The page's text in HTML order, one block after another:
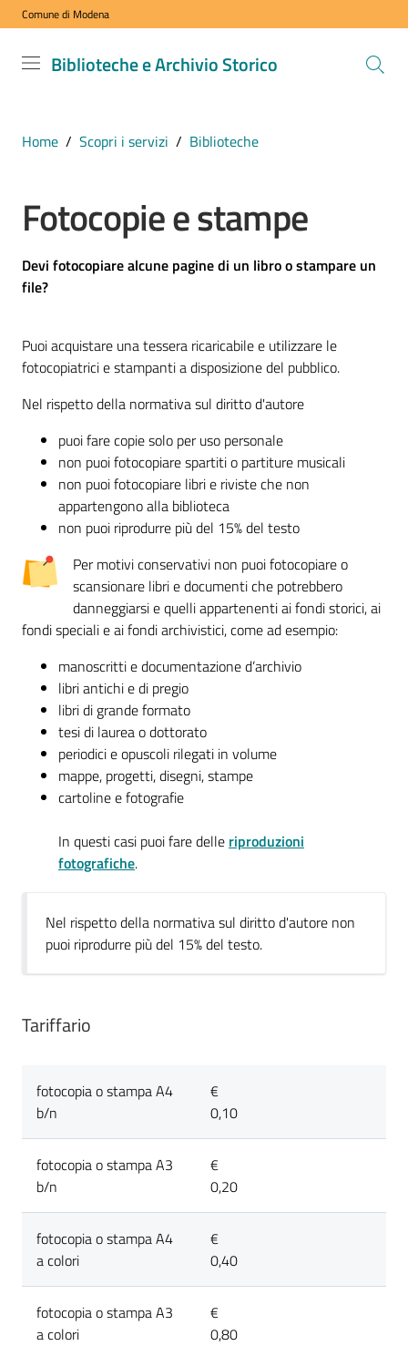
Vai al contenuto
Vai alla navigazione
Vai al footer
Comune di Modena
Biblioteche e Archivio Storico
Biblioteche
COMUNE DI
MODENA
VISITA
nostri
spazi
ESPLORA
contenuti
SCOPRI
servizi
PARTECIPA
alle
attività
UTILIZZA
servizi
online
Novità
Avvisi
Contatti
Seguici
su
Home / Scopri i servizi / Biblioteche
Fotocopie e stampe
Devi fotocopiare alcune pagine di un libro o stampare un
file?
Puoi acquistare una tessera ricaricabile e utilizzare le
fotocopiatrici e stampanti a disposizione del pubblico.
Nel rispetto della normativa sul diritto d'autore
puoi fare copie solo per uso personale
non puoi fotocopiare spartiti o partiture musicali
non puoi fotocopiare libri e riviste che non
appartengono alla biblioteca
non puoi riprodurre più del 15% del testo
Per motivi conservativi non puoi fotocopiare o
scansionare libri e documenti che potrebbero
danneggiarsi e quelli appartenenti ai fondi storici, ai
fondi speciali e ai fondi archivistici, come ad esempio:
manoscritti e documentazione d’archivio
libri antichi e di pregio
libri di grande formato
tesi di laurea o dottorato
periodici e opuscoli rilegati in volume
mappe, progetti, disegni, stampe
cartoline e fotografie
In questi casi puoi fare delle riproduzioni
fotografiche.
Nel rispetto della normativa sul diritto d'autore non
puoi riprodurre più del 15% del testo.
Tariffario
fotocopia o stampa A4
b/n
€
0,10
fotocopia o stampa A3
b/n
€
0,20
fotocopia o stampa A4
a colori
€
0,40
fotocopia o stampa A3
a colori
€
0,80